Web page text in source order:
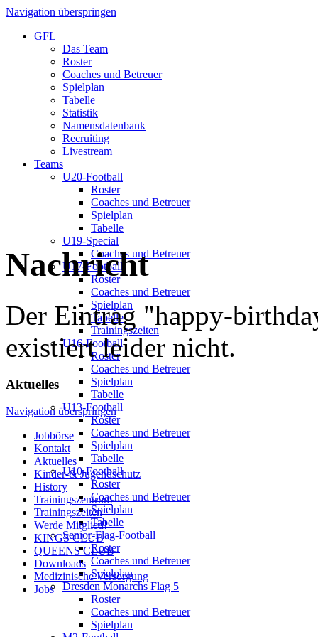
Navigation überspringen
GFL
Das Team
Roster
Coaches und Betreuer
Spielplan
Tabelle
Statistik
Namensdatenbank
Recruiting
Livestream
Teams
U20-Football
Roster
Coaches und Betreuer
Spielplan
Tabelle
U19-Special
Coaches und Betreuer
U17-Football
Roster
Coaches und Betreuer
Spielplan
Tabelle
Trainingszeiten
U16-Football
Roster
Coaches und Betreuer
Spielplan
Tabelle
U13-Football
Roster
Coaches und Betreuer
Spielplan
Tabelle
U10-Football
Roster
Coaches und Betreuer
Spielplan
Tabelle
Senior-Flag-Football
Roster
Coaches und Betreuer
Spielplan
Dresden Monarchs Flag 5
Roster
Coaches und Betreuer
Spielplan
Nachricht
Der Eintrag "happy-
existiert leider nicht.
Aktuelles
Navigation überspringen
Jobbörse
Kontakt
Aktuelles
Kinder-& Jugendschutz
History
Trainingszentrum
Trainingszeiten
Werde Mitglied!
KINGS CLUB
QUEENS CLUB
Downloads
Medizinische Versorgung
Jobs